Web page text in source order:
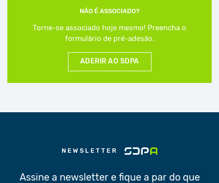
NÃO É ASSOCIADO?
Torne-se associado hoje mesmo! Preencha o
formulário de pré-adesão.
ADERIR AO SDPA
NEWSLETTER
Assine a newsletter e fique a par do que